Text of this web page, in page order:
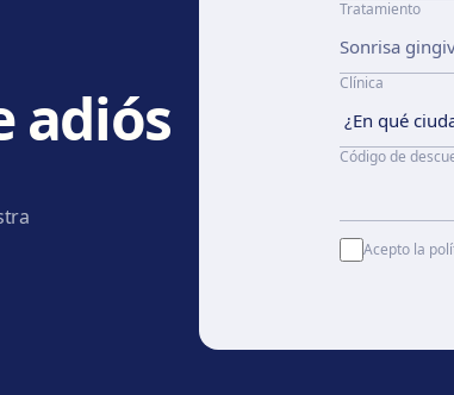
adiós
Tratamiento
Clínica
Código de
Acepto la